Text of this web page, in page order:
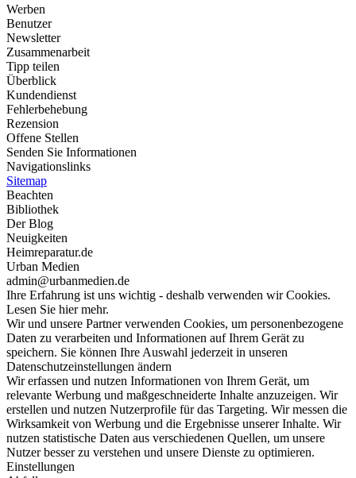
Werben
Benutzer
Newsletter
Zusammenarbeit
Tipp teilen
Überblick
Kundendienst
Fehlerbehebung
Rezension
Offene Stellen
Senden Sie Informationen
Navigationslinks
Sitemap
Beachten
Bibliothek
Der Blog
Neuigkeiten
Heimreparatur.de
Urban Medien
admin@urbanmedien.de
Ihre Erfahrung ist uns wichtig - deshalb verwenden wir Cookies.
Lesen Sie hier mehr.
Wir und unsere Partner verwenden Cookies, um personenbezogene
Daten zu verarbeiten und Informationen auf Ihrem Gerät zu
speichern. Sie können Ihre Auswahl jederzeit in unseren
Datenschutzeinstellungen ändern
Wir erfassen und nutzen Informationen von Ihrem Gerät, um
relevante Werbung und maßgeschneiderte Inhalte anzuzeigen. Wir
erstellen und nutzen Nutzerprofile für das Targeting. Wir messen die
Wirksamkeit von Werbung und die Ergebnisse unserer Inhalte. Wir
nutzen statistische Daten aus verschiedenen Quellen, um unsere
Nutzer besser zu verstehen und unsere Dienste zu optimieren.
Einstellungen